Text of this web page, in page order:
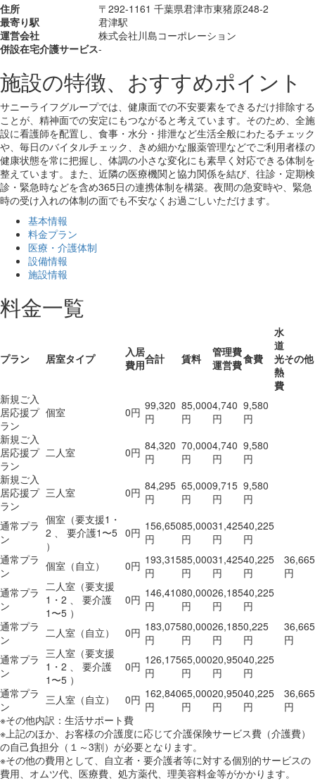
住所
〒292-1161 千葉県君津市東猪原248-2
最寄り駅
君津駅
運営会社
株式会社川島コーポレーション
併設在宅介護サービス-
施設の特徴、おすすめポイント
サニーライフグループでは、健康面での不安要素をできるだけ排除する
ことが、精神面での安定にもつながると考えています。そのため、全施
設に看護師を配置し、食事・水分・排泄など生活全般にわたるチェック
や、毎日のバイタルチェック、きめ細かな服薬管理などでご利用者様の
健康状態を常に把握し、体調の小さな変化にも素早く対応できる体制を
整えています。また、近隣の医療機関と協力関係を結び、往診・定期検
診・緊急時などを含め365日の連携体制を構築。夜間の急変時や、緊急
時の受け入れの体制の面でも不安なくお過ごしいただけます。
基本情報
料金プラン
医療・介護体制
設備情報
施設情報
料金一覧
プラン 居室タイプ
入居
費用合計 賃料
管理費
運営費食費
水
道
光
熱
費
その他
新規ご入
居応援プ
ラン
個室 0円 99,320
円
85,000
円
4,740
円
9,580
円
新規ご入
居応援プ
ラン
二人室 0円 84,320
円
70,000
円
4,740
円
9,580
円
新規ご入
居応援プ
ラン
三人室 0円 84,295
円
65,000
円
9,715
円
9,580
円
通常プラ
ン
個室（要支援1・
2 、 要介護1〜5
）
0円 156,650
円
85,000
円
31,425
円
40,225
円
通常プラ
ン
個室（自立） 0円 193,315
円
85,000
円
31,425
円
40,225
円
36,665
円
通常プラ
ン
二人室（要支援
1・2 、 要介護
1〜5 ）
0円 146,410
円
80,000
円
26,185
円
40,225
円
通常プラ
ン
二人室（自立） 0円 183,075
円
80,000
円
26,185
円
0,225
円
36,665
円
通常プラ
ン
三人室（要支援
1・2 、 要介護
1〜5 ）
0円 126,175
円
65,000
円
20,950
円
40,225
円
通常プラ
ン
三人室（自立） 0円 162,840
円
65,000
円
20,950
円
40,225
円
36,665
円
※その他内訳：生活サポート費
※上記のほか、お客様の介護度に応じて介護保険サービス費（介護費）
の自己負担分（１～3割）が必要となります。
※その他の費用として、自立者・要介護者等に対する個別的サービスの
費用、オムツ代、医療費、処方薬代、理美容料金等がかかります。